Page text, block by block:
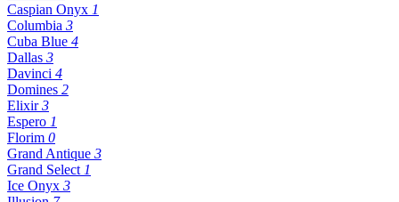
Caspian Onyx 1
Columbia 3
Cuba Blue 4
Dallas 3
Davinci 4
Domines 2
Elixir3
Espero 1
Florim 0
Grand Antique 3
Grand Select 1
Ice Onyx 3